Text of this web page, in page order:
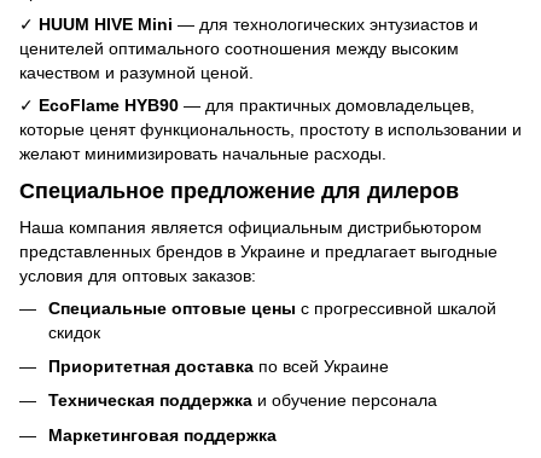
✓ HUUM HIVE Mini — для технологических энтузиастов и
ценителей оптимального соотношения между высоким
качеством и разумной ценой.
✓ EcoFlame HYB90 — для практичных домовладельцев,
которые ценят функциональность, простоту в использовании и
желают минимизировать начальные расходы.
Специальное предложение для дилеров
Наша компания является официальным дистрибьютором
представленных брендов в Украине и предлагает выгодные
условия для оптовых заказов:
Специальные оптовые цены с прогрессивной шкалой
скидок
Приоритетная доставка по всей Украине
Техническая поддержка и обучение персонала
Маркетинговая поддержка